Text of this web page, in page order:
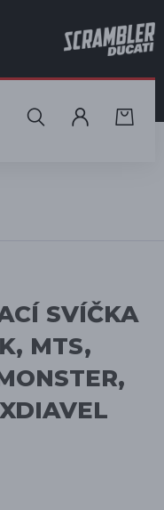
HLEDAT
SVÍČKA
MTS,